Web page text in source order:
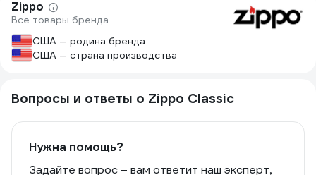
Zippo
Все товары бренда
США — родина бренда
США — страна производства
Вопросы и ответы о Zippo Classic
Нужна помощь?
Задайте вопрос – вам ответит наш эксперт,